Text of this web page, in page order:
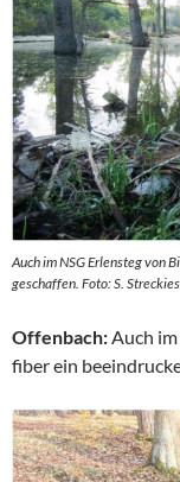
Auch im NSG Erlensteg von
geschaffen. Foto: S.
Offenbach:Auch
fiber ein